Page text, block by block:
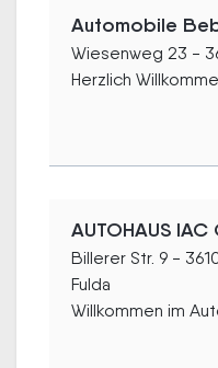
Automobile
Wiesenweg 23 -
Herzlich
AUTOHAUS IAC
Billerer Str. 9 -
Fulda
Willkommen im